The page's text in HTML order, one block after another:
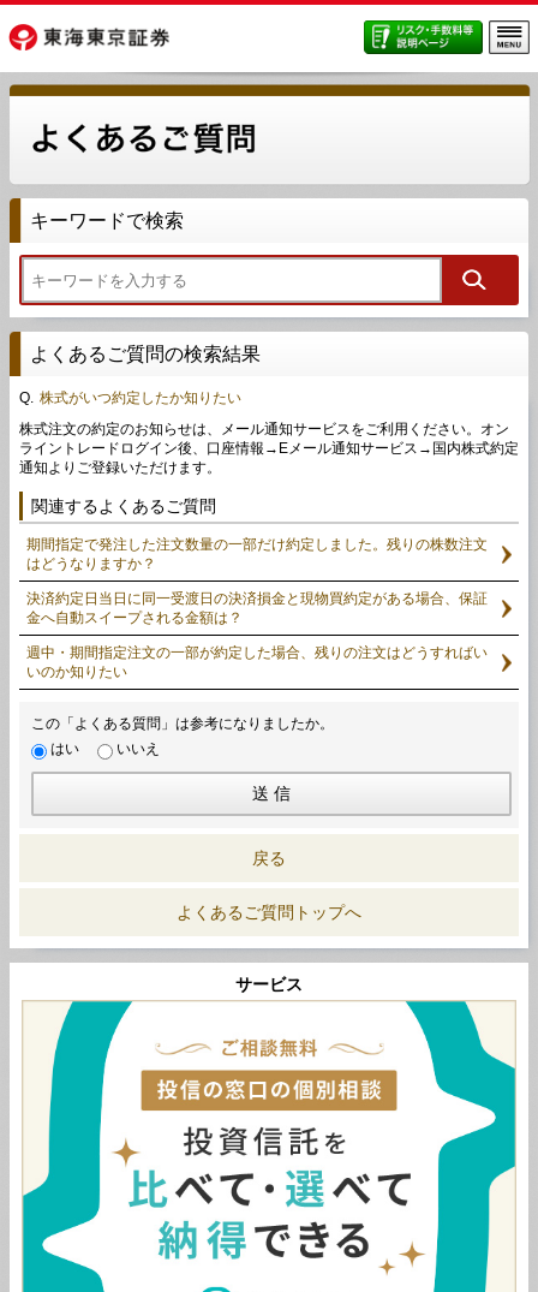
キーワードで検索
よくあるご質問の検索結果
Q. 株式がいつ約定したか知りたい
株式注文の約定のお知らせは、メール通知サービスをご利用ください。オン
ライントレードログイン後、口座情報→Eメール通知サービス→国内株式約定
通知よりご登録いただけます。
関連するよくあるご質問
期間指定で発注した注文数量の一部だけ約定しました。残りの株数注文
はどうなりますか？
決済約定日当日に同一受渡日の決済損金と現物買約定がある場合、保証
金へ自動スイープされる金額は？
週中・期間指定注文の一部が約定した場合、残りの注文はどうすればい
いのか知りたい
この「よくある質問」は参考になりましたか。
はい
いいえ
戻る
よくあるご質問トップへ
サービス